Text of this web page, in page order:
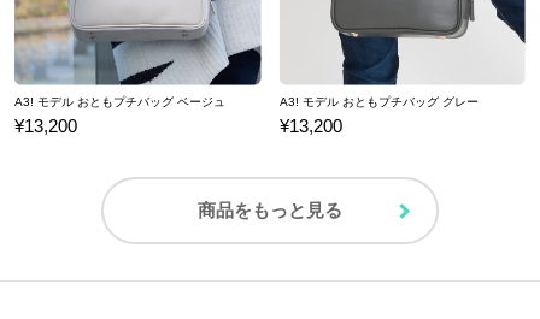
A3! モデル おともプチバッグ ベージュ
¥13,200
A3! モデル おともプチバッグ グレー
¥13,200
商品をもっと見る